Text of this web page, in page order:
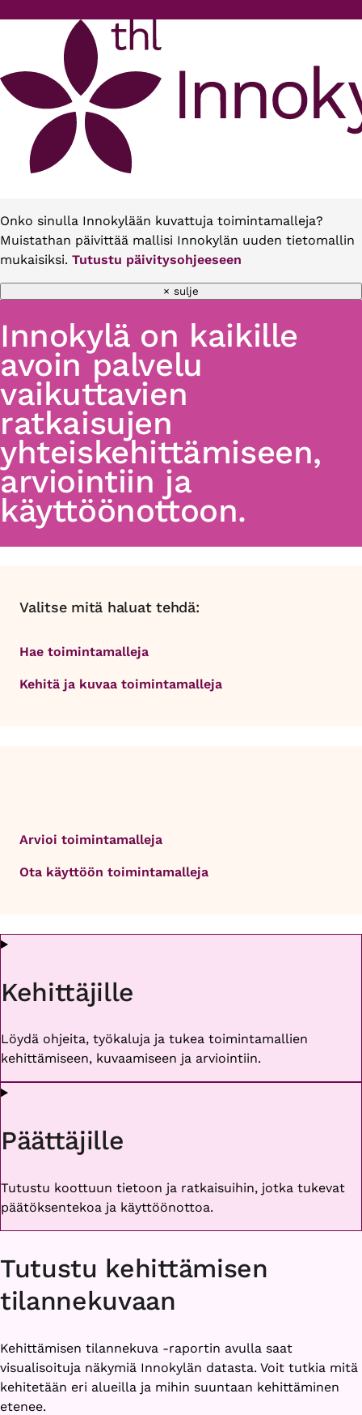
Onko sinulla Innokylään kuvattuja toimintamalleja?
Muistathan päivittää mallisi Innokylän uuden tietomallin
mukaisiksi. Tutustu päivitysohjeeseen
× sulje
Innokylä on kaikille
avoin palvelu
vaikuttavien
ratkaisujen
yhteiskehittämiseen,
arviointiin ja
käyttöönottoon.
Valitse mitä haluat tehdä:
Hae toimintamalleja
Kehitä ja kuvaa toimintamalleja
Arvioi toimintamalleja
Ota käyttöön toimintamalleja
Kehittäjille
Löydä ohjeita, työkaluja ja tukea toimintamallien
kehittämiseen, kuvaamiseen ja arviointiin.
Päättäjille
Tutustu koottuun tietoon ja ratkaisuihin, jotka tukevat
päätöksentekoa ja käyttöönottoa.
Tutustu kehittämisen
tilannekuvaan
Kehittämisen tilannekuva -raportin avulla saat
visualisoituja näkymiä Innokylän datasta. Voit tutkia mitä
kehitetään eri alueilla ja mihin suuntaan kehittäminen
etenee.